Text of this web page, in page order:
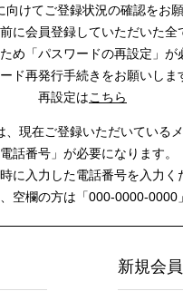
向けてご登録状況の確認をお
に会員登録していただいた全
め「パスワードの再設定」が
ド再発行手続きをお願いしま
再設定はこちら
現在ご登録いただいている
電話番号」が必要になります。
に入力した電話番号を入力く
空欄の方は 「000-0000-0000
新規会